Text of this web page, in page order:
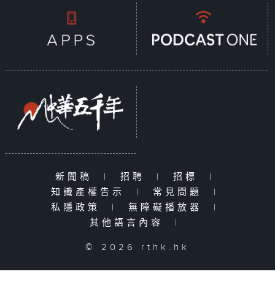
新聞稿 | 招聘 | 招標
|
知識產權告示
| 常見問題
|
私隱政策
| 無障礙播放器
|
其他語言內容
|
© 2026 rthk.hk